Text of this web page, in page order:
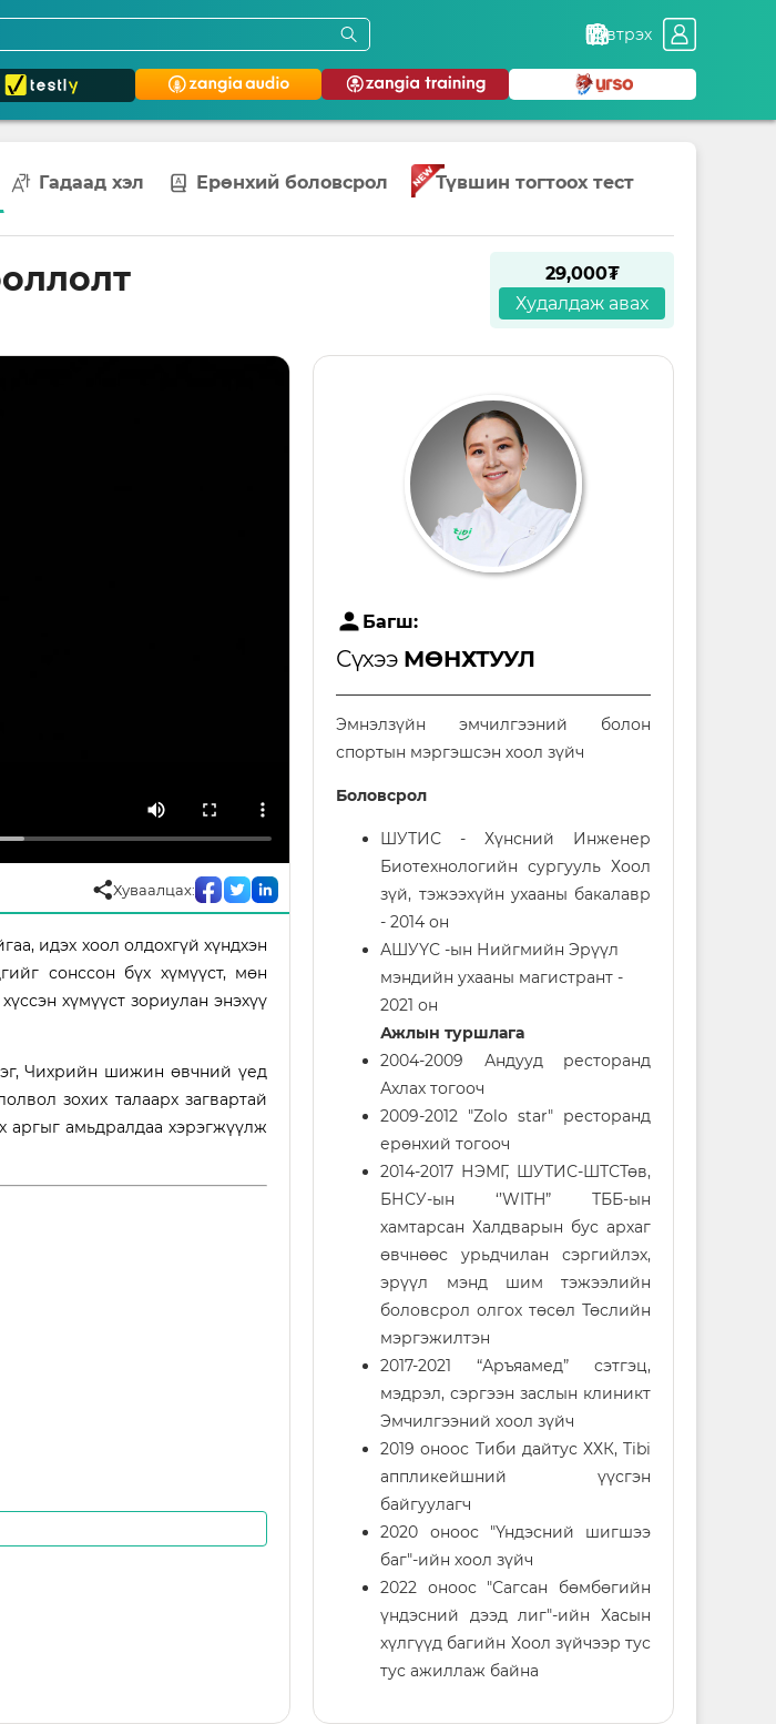
Нэвтрэх
Гадаад хэл Ерөнхий боловсрол Түвшин тогтоох тест
29,000₮
Худалдаж авах
Хуваалцах:
идэх хоол олдохгүй хүндхэн
сонссон бүх хүмүүст, мөн
хүмүүст зориулан энэхүү
Чихрийн шижин өвчний үед
зохих талаарх загвартай
аргыг амьдралдаа хэрэгжүүлж
user Багш:
Сүхээ МӨНХТУУЛ
Эмнэлзүйн эмчилгээний болон
спортын мэргэшсэн хоол зүйч
Боловсрол
ШУТИС - Хүнсний Инженер
Биотехнологийн сургууль Хоол
зүй, тэжээхүйн ухааны бакалавр
- 2014 он
АШУҮС -ын Нийгмийн Эрүүл
мэндийн ухааны магистрант -
2021 он
Ажлын туршлага
2004-2009 Андууд ресторанд
Ахлах тогооч
2009-2012 "Zolo star" ресторанд
ерөнхий тогооч
2014-2017 НЭМГ, ШУТИС-ШТСТөв,
БНСУ-ын ‘’WITH” ТББ-ын
хамтарсан Халдварын бус архаг
өвчнөөс урьдчилан сэргийлэх,
эрүүл мэнд шим тэжээлийн
боловсрол олгох төсөл Төслийн
мэргэжилтэн
2017-2021 “Аръяамед” сэтгэц,
мэдрэл, сэргээн заслын клиникт
Эмчилгээний хоол зүйч
2019 оноос Тиби дайтус ХХК, Tibi
аппликейшний үүсгэн
байгуулагч
2020 оноос "Үндэсний шигшээ
баг"-ийн хоол зүйч
2022 оноос "Сагсан бөмбөгийн
үндэсний дээд лиг"-ийн Хасын
хүлгүүд багийн Хоол зүйчээр тус
тус ажиллаж байна